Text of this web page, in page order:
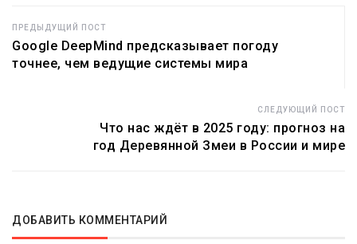
ПРЕДЫДУЩИЙ ПОСТ
Google DeepMind предсказывает погоду
точнее, чем ведущие системы мира
СЛЕДУЮЩИЙ ПОСТ
Что нас ждёт в 2025 году: прогноз на
год Деревянной Змеи в России и мире
ДОБАВИТЬ КОММЕНТАРИЙ